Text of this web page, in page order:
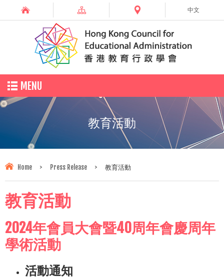
中文
MENU
教育活動
Home > Press Release > 教育活動
教育活動
2024年會員大會暨40周年會慶周年
學術活動
活動通知